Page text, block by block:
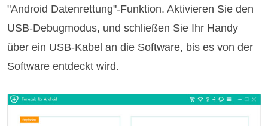
"Android Datenrettung"-Funktion. Aktivieren Sie den
USB-Debugmodus, und schließen Sie Ihr Handy
über ein USB-Kabel an die Software, bis es von der
Software entdeckt wird.